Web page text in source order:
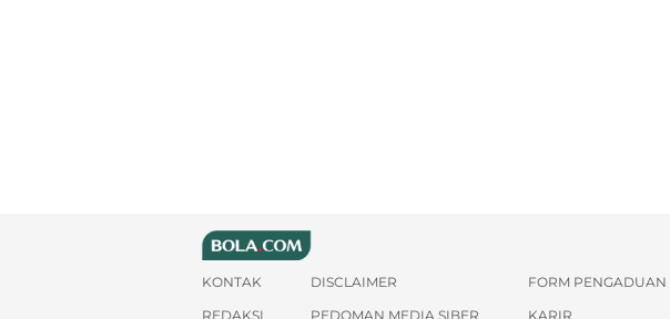
KONTAK DISCLAIMER
FORM PENGADUAN
REDAKSI
PEDOMAN MEDIA SIBER KARIR